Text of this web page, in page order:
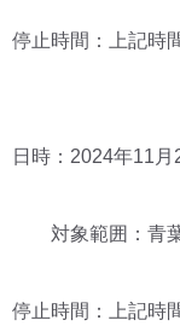
停止時間：上記時
日時：2024年11
対象範囲：青葉
停止時間：上記時